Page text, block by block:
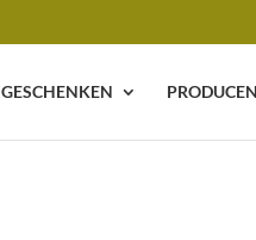
GESCHENKEN